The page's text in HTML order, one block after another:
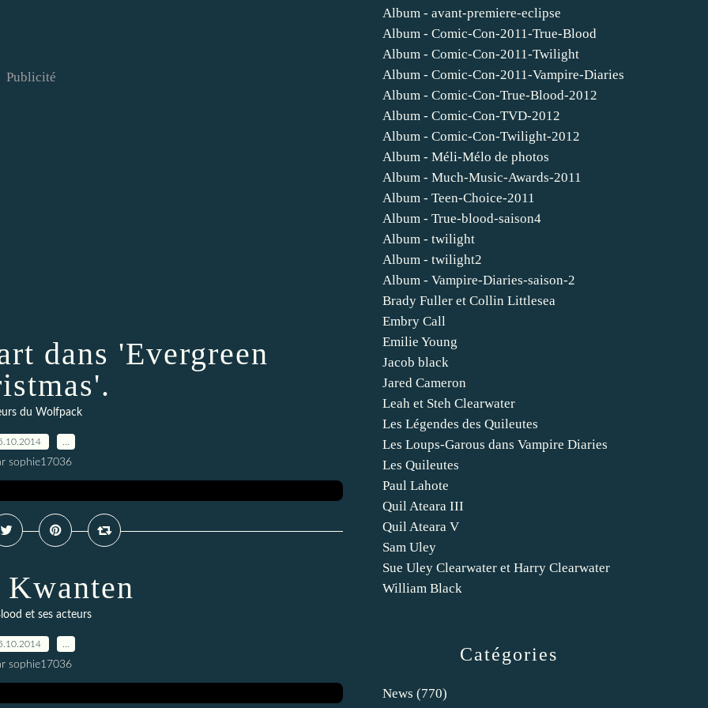
Publicité
dans 'Evergreen
du Wolfpack
sophie17036
Kwanten
et ses acteurs
sophie17036 Catégories
News (770)
Album - avant-premiere-eclipse
Album - Comic-Con-2011-True-Blood
Album - Comic-Con-2011-Twilight
Album - Comic-Con-2011-Vampire-Diaries
Album - Comic-Con-True-Blood-2012
Album - Comic-Con-TVD-2012
Album - Comic-Con-Twilight-2012
Album - Méli-Mélo de photos
Album - Much-Music-Awards-2011
Album - Teen-Choice-2011
Album - True-blood-saison4
Album - twilight
Album - twilight2
Album - Vampire-Diaries-saison-2
Brady Fuller et Collin Littlesea
Embry Call
Emilie Young
Jacob black
Jared Cameron
Leah et Steh Clearwater
Les Légendes des Quileutes
Les Loups-Garous dans Vampire Diaries
Les Quileutes
Paul Lahote
Quil Ateara III
Quil Ateara V
Sam Uley
Sue Uley Clearwater et Harry Clearwater
William Black